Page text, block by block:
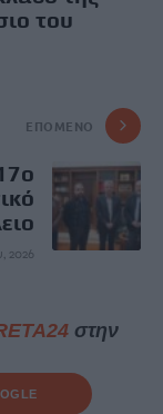
του
ΕΠΌΜΕΝΟ
2026
στην